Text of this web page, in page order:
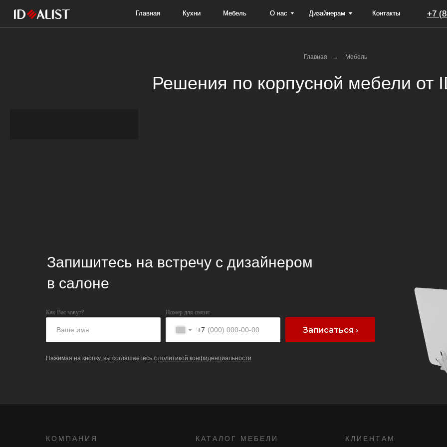
+7 (812) 605-82-00
Главная О нас Дизайнерам
Мебель Контакты +7 (812) 605-82-00
Главная О нас Дизайнерам
Мебель Контакты
Главная → Мебель
Решения по корпусной мебели от
Как Вас зовут? Номер для связи:
+7 Записаться ›
Запишитесь на встречу с дизайнером
в салоне
Нажимая на кнопку, вы соглашаетесь с политикой конфиденциальности
КАТАЛОГ МЕБЕЛИ КЛИЕНТАМ
КОМПАНИЯ